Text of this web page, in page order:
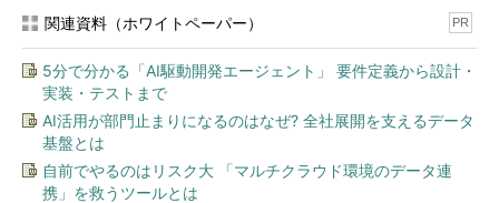
関連資料（ホワイトペーパー） PR
5分で分かる「AI駆動開発エージェント」 要件定義から設計・
実装・テストまで
AI活用が部門止まりになるのはなぜ? 全社展開を支えるデータ
基盤とは
自前でやるのはリスク大 「マルチクラウド環境のデータ連
携」を救うツールとは